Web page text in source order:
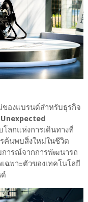
องแบรนด์สำหรับธุรกิจ
ลกแห่งการเดินทางที่
ค้นพบสิ่งใหม่ในชีวิต
การณ์จากการพัฒนารถ
ฉพาะตัวของเทคโนโลยี